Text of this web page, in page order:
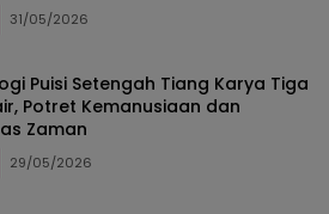
31/05/2026
Puisi Setengah Tiang Karya Tiga
Potret Kemanusiaan dan
Zaman
29/05/2026